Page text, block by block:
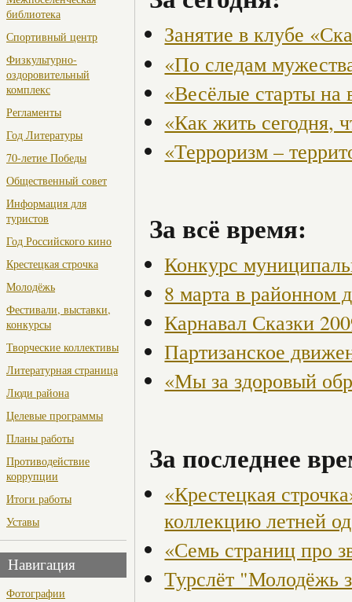
библиотека
Спортивный центр
Физкультурно-
оздоровительный
комплекс
Регламенты
Год Литературы
70-летие Победы
Общественный совет
Информация для
туристов
Год Российского кино
Крестецкая строчка
Молодёжь
Фестивали, выставки,
конкурсы
Творческие коллективы
Литературная страница
Люди района
Целевые программы
Планы работы
Противодействие
коррупции
Итоги работы
Уставы
Навигация
Фотографии
Занятие в клубе
«По следам
«Весёлые старты на
«Как жить сегодня,
«Терроризм –
За всё время:
Конкурс
8 марта в районном
Карнавал Сказки
Партизанское
«Мы за здоровый
За последнее
«Крестецкая
коллекцию летней
«Семь страниц про
Турслёт "Молодёжь